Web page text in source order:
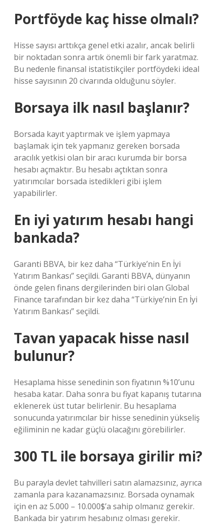
Portföyde kaç hisse olmalı?
Hisse sayısı arttıkça genel etki azalır, ancak belirli
bir noktadan sonra artık önemli bir fark yaratmaz.
Bu nedenle finansal istatistikçiler portföydeki ideal
hisse sayısının 20 civarında olduğunu söyler.
Borsaya ilk nasıl başlanır?
Borsada kayıt yaptırmak ve işlem yapmaya
başlamak için tek yapmanız gereken borsada
aracılık yetkisi olan bir aracı kurumda bir borsa
hesabı açmaktır. Bu hesabı açtıktan sonra
yatırımcılar borsada istedikleri gibi işlem
yapabilirler.
En iyi yatırım hesabı hangi
bankada?
Garanti BBVA, bir kez daha “Türkiye’nin En İyi
Yatırım Bankası” seçildi. Garanti BBVA, dünyanın
önde gelen finans dergilerinden biri olan Global
Finance tarafından bir kez daha “Türkiye’nin En İyi
Yatırım Bankası” seçildi.
Tavan yapacak hisse nasıl
bulunur?
Hesaplama hisse senedinin son fiyatının %10’unu
hesaba katar. Daha sonra bu fiyat kapanış tutarına
eklenerek üst tutar belirlenir. Bu hesaplama
sonucunda yatırımcılar bir hisse senedinin yükseliş
eğiliminin ne kadar güçlü olacağını görebilirler.
300 TL ile borsaya girilir mi?
Bu parayla devlet tahvilleri satın alamazsınız, ayrıca
zamanla para kazanamazsınız. Borsada oynamak
için en az 5.000 – 10.000$’a sahip olmanız gerekir.
Bankada bir yatırım hesabınız olması gerekir.